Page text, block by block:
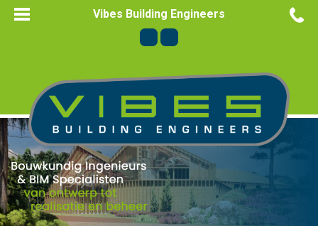
Vibes Building Engineers